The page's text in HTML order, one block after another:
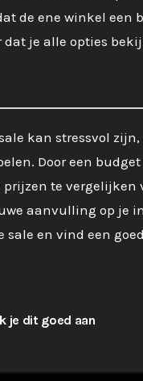
de ene winkel een
je alle opties
kan stressvol
Door een
te
aanvulling op je
en vind een
je dit goed aan